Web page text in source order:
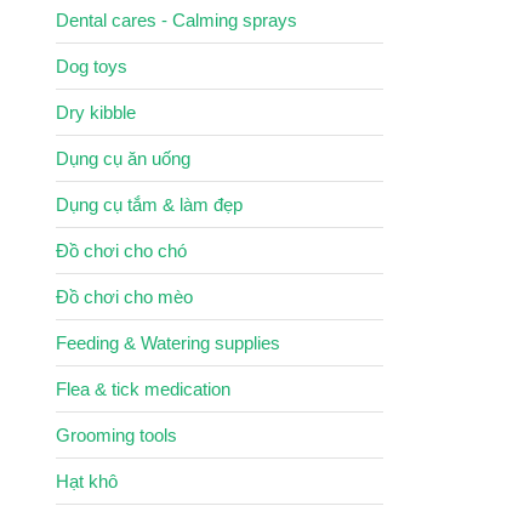
Dental cares - Calming sprays
Dog toys
Dry kibble
Dụng cụ ăn uống
Dụng cụ tắm & làm đẹp
Đồ chơi cho chó
Đồ chơi cho mèo
Feeding & Watering supplies
Flea & tick medication
Grooming tools
Hạt khô